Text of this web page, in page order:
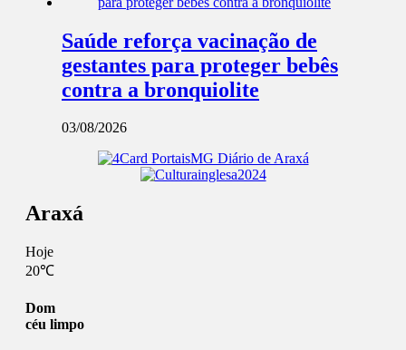
Saúde reforça vacinação de
gestantes para proteger bebês
contra a bronquiolite
03/08/2026
Araxá
Hoje
20℃
Dom
céu limpo